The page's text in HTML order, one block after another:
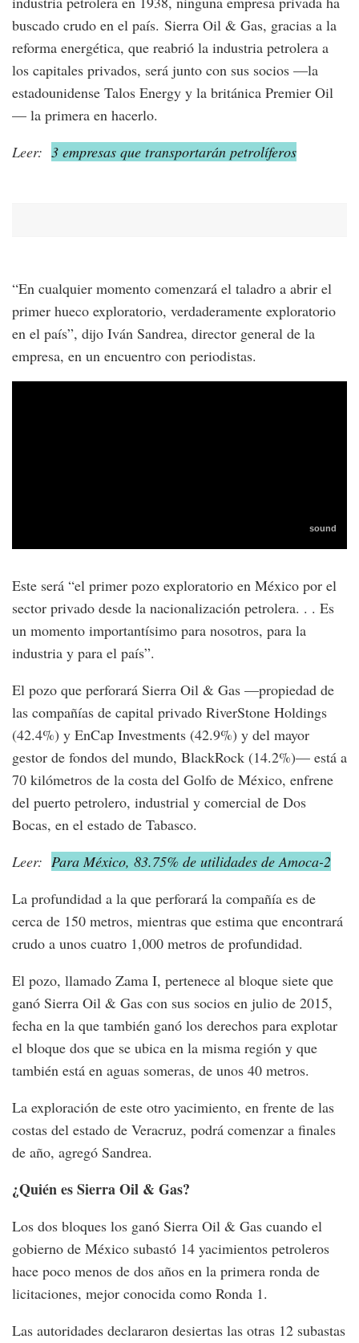
buscado crudo en el país. Sierra Oil & Gas, gracias a la
reforma energética, que reabrió la industria petrolera a
los capitales privados, será junto con sus socios —la
estadounidense Talos Energy y la británica Premier Oil
— la primera en hacerlo.
Leer: 3 empresas que transportarán petrolíferos
“En cualquier momento comenzará el taladro a abrir el
primer hueco exploratorio, verdaderamente exploratorio
en el país”, dijo Iván Sandrea, director general de la
empresa, en un encuentro con periodistas.
Este será “el primer pozo exploratorio en México por el
sector privado desde la nacionalización petrolera. . . Es
un momento importantísimo para nosotros, para la
industria y para el país”.
El pozo que perforará Sierra Oil & Gas —propiedad de
las compañías de capital privado RiverStone Holdings
(42.4%) y EnCap Investments (42.9%) y del mayor
gestor de fondos del mundo, BlackRock (14.2%)— está a
70 kilómetros de la costa del Golfo de México, enfrene
del puerto petrolero, industrial y comercial de Dos
Bocas, en el estado de Tabasco.
Leer: Para México, 83.75% de utilidades de Amoca-2
La profundidad a la que perforará la compañía es de
cerca de 150 metros, mientras que estima que encontrará
crudo a unos cuatro 1,000 metros de profundidad.
El pozo, llamado Zama I, pertenece al bloque siete que
ganó Sierra Oil & Gas con sus socios en julio de 2015,
fecha en la que también ganó los derechos para explotar
el bloque dos que se ubica en la misma región y que
también está en aguas someras, de unos 40 metros.
La exploración de este otro yacimiento, en frente de las
costas del estado de Veracruz, podrá comenzar a finales
de año, agregó Sandrea.
¿Quién es Sierra Oil & Gas?
Los dos bloques los ganó Sierra Oil & Gas cuando el
gobierno de México subastó 14 yacimientos petroleros
hace poco menos de dos años en la primera ronda de
licitaciones, mejor conocida como Ronda 1.
Las autoridades declararon desiertas las otras 12 subastas